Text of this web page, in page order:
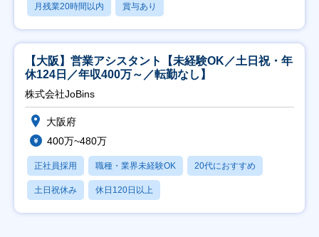
月残業20時間以内 賞与あり
【大阪】営業アシスタント【未経験OK／土日祝・年
休124日／年収400万～／転勤なし】
株式会社JoBins
大阪府
400万~480万
正社員採用 職種・業界未経験OK 20代におすすめ
土日祝休み 休日120日以上